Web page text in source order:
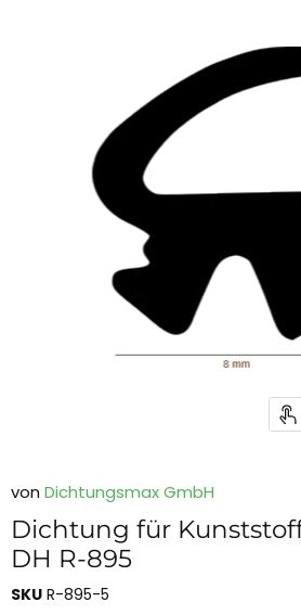
von Dichtungsmax GmbH
Dichtung für
DH R-895
SKU R-895-5